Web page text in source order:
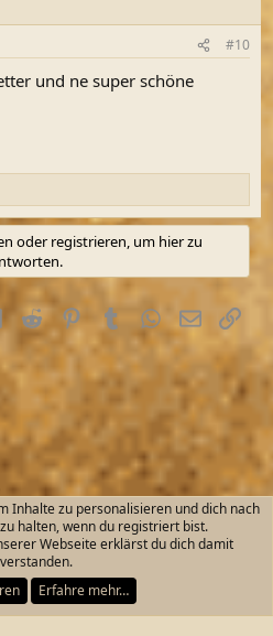
#10
und ne super schöne
oder registrieren, um hier zu
LinkedIn
Reddit PinterestTumblrWhatsApp
E-MailLink
Datenschutz
R
S
© 2010-2026 XenForo Ltd.
Inhalte zu personalisieren und dich nach
halten, wenn du registriert bist.
Webseite erklärst du dich damit
Erfahre mehr…